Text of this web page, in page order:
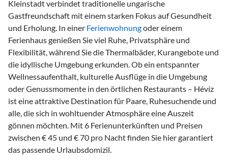
Kleinstadt verbindet traditionelle ungarische
Gastfreundschaft mit einem starken Fokus auf Gesundheit
und Erholung. In einer Ferienwohnungoder einem
Ferienhaus genießen Sie viel Ruhe, Privatsphäre und
Flexibilität, während Sie die Thermalbäder, Kurangebote und
die idyllische Umgebung erkunden. Ob ein entspannter
Wellnessaufenthalt, kulturelle Ausflüge in die Umgebung
oder Genussmomente in den örtlichen Restaurants – Hévíz
ist eine attraktive Destination für Paare, Ruhesuchende und
alle, die sich in wohltuender Atmosphäre eine Auszeit
gönnen möchten. Mit 6 Ferienunterkünften und Preisen
zwischen € 45 und € 70 pro Nacht finden Sie hier garantiert
das passende Urlaubsdomizil.